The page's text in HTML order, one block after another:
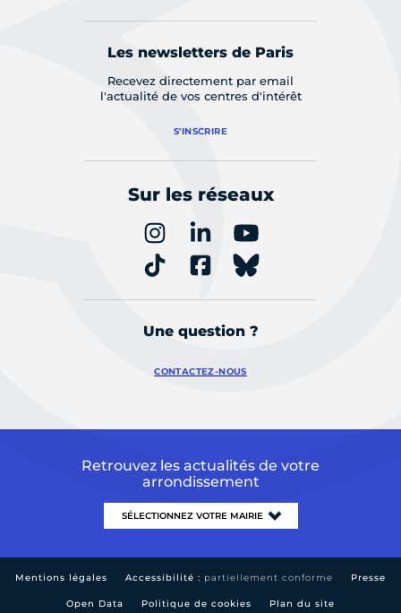
Les newsletters de Paris
Recevez directement par email
l'actualité de vos centres d'intérêt
S'INSCRIRE
Sur les réseaux
Une question ?
CONTACTEZ-NOUS
Retrouvez les actualités de votre
arrondissement
Mentions légales Accessibilité : partiellement conforme Presse
Open Data Politique de cookies Plan du site